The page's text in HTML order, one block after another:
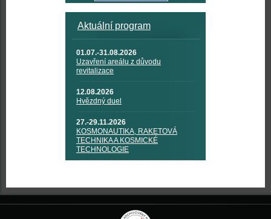
Aktuální program
01.07.-31.08.2026
Uzavření areálu z důvodu
revitalizace
12.08.2026
Hvězdný duel
27.-29.11.2026
KOSMONAUTIKA, RAKETOVÁ
TECHNIKA A KOSMICKÉ
TECHNOLOGIE